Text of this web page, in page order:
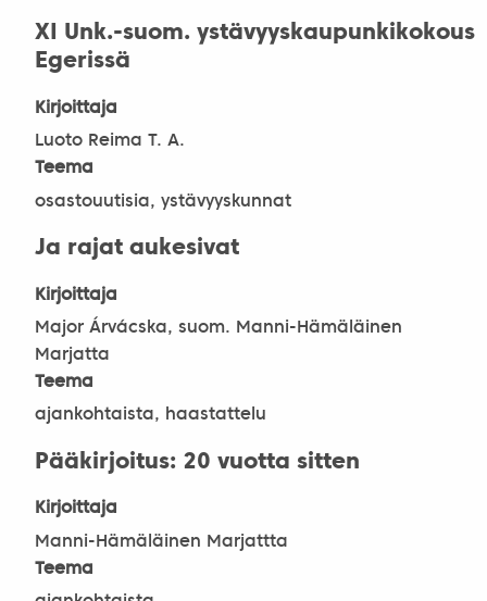
XI Unk.-suom. ystävyyskaupunkikokous
Egerissä
Kirjoittaja
Luoto Reima T. A.
Teema
osastouutisia, ystävyyskunnat
Ja rajat aukesivat
Kirjoittaja
Major Árvácska, suom. Manni-Hämäläinen
Marjatta
Teema
ajankohtaista, haastattelu
Pääkirjoitus: 20 vuotta sitten
Kirjoittaja
Manni-Hämäläinen Marjattta
Teema